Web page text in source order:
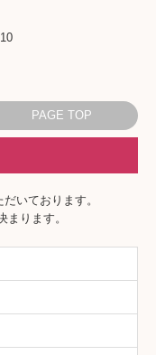
PAGE TOP
いております。
ります。